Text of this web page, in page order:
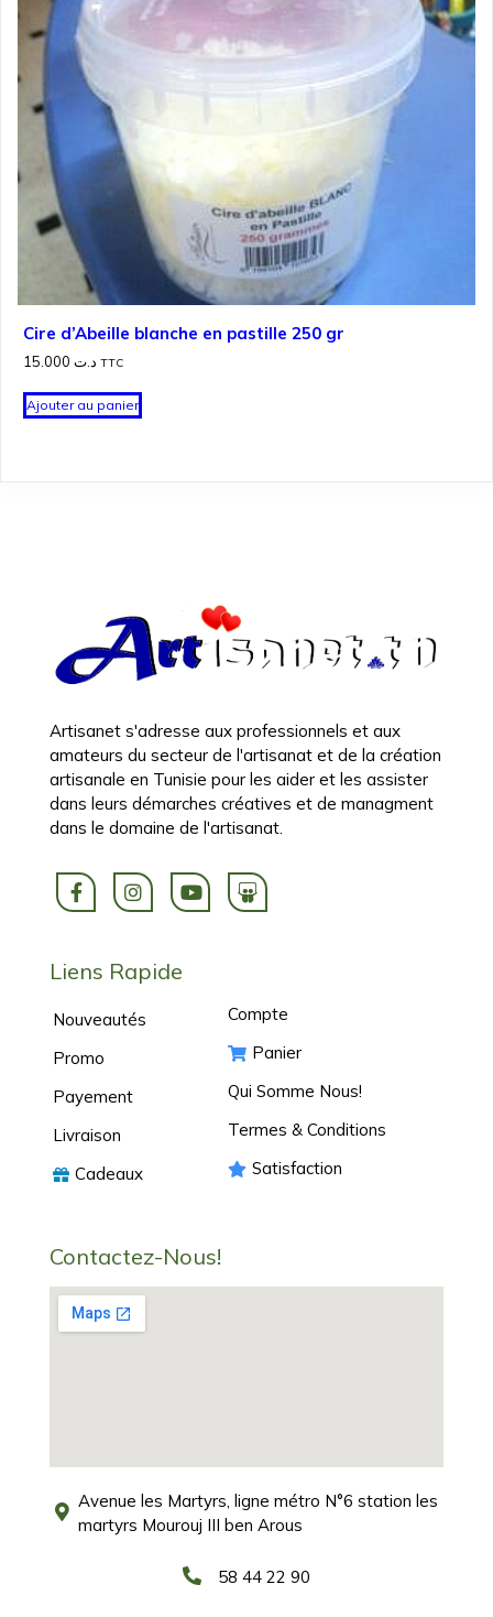
Cire d’Abeille blanche en pastille 250 gr
د.ت TTC
Ajouter au panier
Artisanet s'adresse aux professionnels et aux
amateurs du secteur de l'artisanat et de la création
artisanale en Tunisie pour les aider et les assister
dans leurs démarches créatives et de managment
dans le domaine de l'artisanat.
Liens Rapide
Nouveautés
Promo
Payement
Livraison
Cadeaux
Compte
Panier
Qui Somme Nous!
Termes & Conditions
Satisfaction
Contactez-Nous!
Avenue les Martyrs, ligne métro N°6 station les
martyrs Mourouj III ben Arous
58 44 22 90